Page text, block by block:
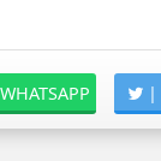
|
WHATSAPP